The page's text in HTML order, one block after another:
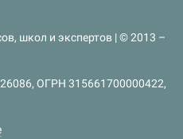
школ и экспертов | © 2013 –
ОГРН 315661700000422,